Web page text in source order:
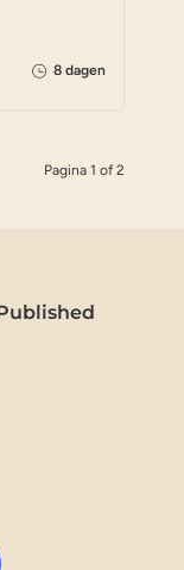
8 dagen
Pagina 1 of 2